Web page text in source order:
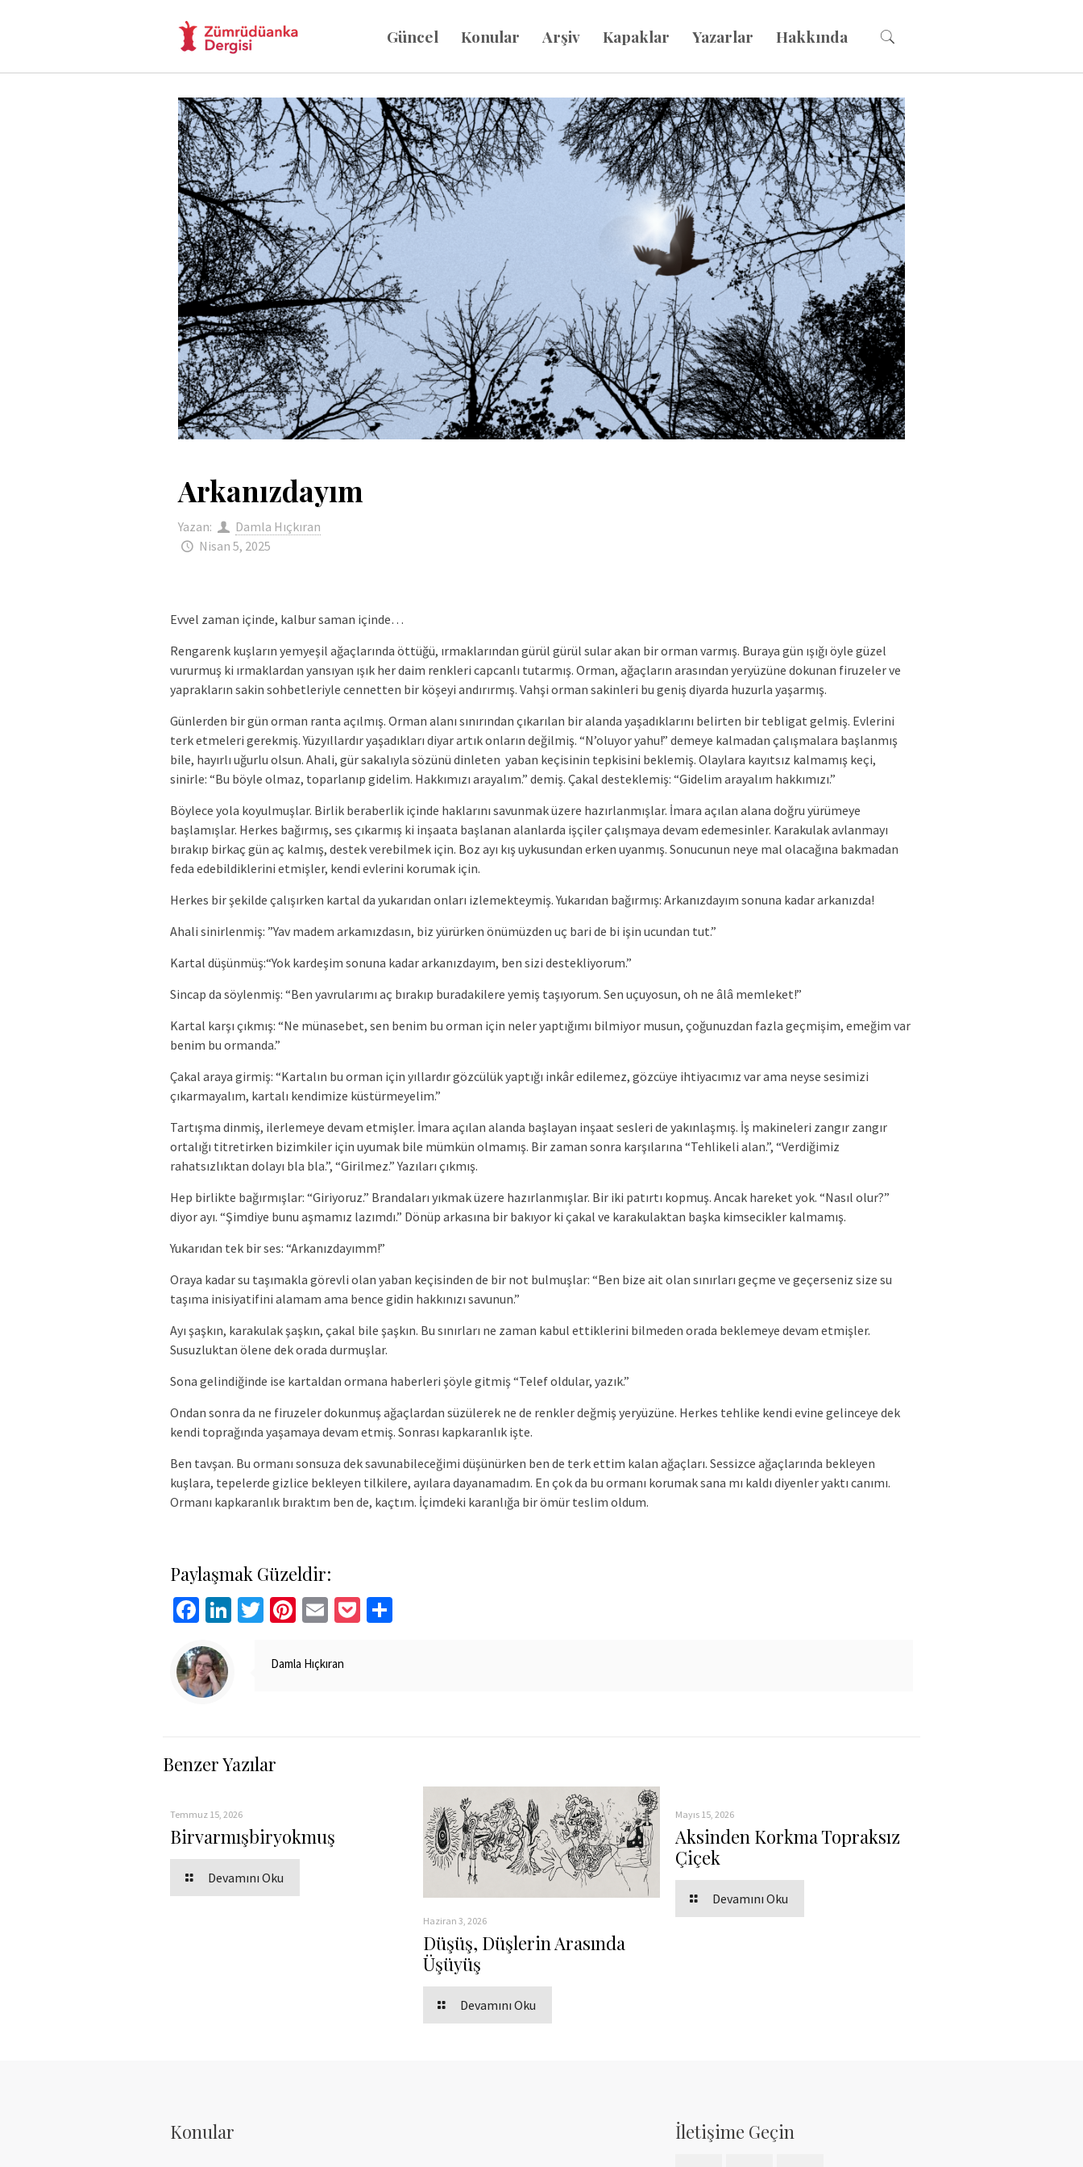
Güncel Konular Arşiv Kapaklar Yazarlar Hakkında
Arkanızdayım
Yazan:
Damla Hıçkıran
Nisan 5, 2025
Evvel zaman içinde, kalbur saman içinde…
Rengarenk kuşların yemyeşil ağaçlarında öttüğü, ırmaklarından gürül gürül sular akan bir orman varmış. Buraya gün ışığı öyle güzel
vururmuş ki ırmaklardan yansıyan ışık her daim renkleri capcanlı tutarmış. Orman, ağaçların arasından yeryüzüne dokunan firuzeler ve
yaprakların sakin sohbetleriyle cennetten bir köşeyi andırırmış. Vahşi orman sakinleri bu geniş diyarda huzurla yaşarmış.
Günlerden bir gün orman ranta açılmış. Orman alanı sınırından çıkarılan bir alanda yaşadıklarını belirten bir tebligat gelmiş. Evlerini
terk etmeleri gerekmiş. Yüzyıllardır yaşadıkları diyar artık onların değilmiş. “N’oluyor yahu!” demeye kalmadan çalışmalara başlanmış
bile, hayırlı uğurlu olsun. Ahali, gür sakalıyla sözünü dinleten yaban keçisinin tepkisini beklemiş. Olaylara kayıtsız kalmamış keçi,
sinirle: “Bu böyle olmaz, toparlanıp gidelim. Hakkımızı arayalım.” demiş. Çakal desteklemiş: “Gidelim arayalım hakkımızı.”
Böylece yola koyulmuşlar. Birlik beraberlik içinde haklarını savunmak üzere hazırlanmışlar. İmara açılan alana doğru yürümeye
başlamışlar. Herkes bağırmış, ses çıkarmış ki inşaata başlanan alanlarda işçiler çalışmaya devam edemesinler. Karakulak avlanmayı
bırakıp birkaç gün aç kalmış, destek verebilmek için. Boz ayı kış uykusundan erken uyanmış. Sonucunun neye mal olacağına bakmadan
feda edebildiklerini etmişler, kendi evlerini korumak için.
Herkes bir şekilde çalışırken kartal da yukarıdan onları izlemekteymiş. Yukarıdan bağırmış: Arkanızdayım sonuna kadar arkanızda!
Ahali sinirlenmiş: ”Yav madem arkamızdasın, biz yürürken önümüzden uç bari de bi işin ucundan tut.”
Kartal düşünmüş:“Yok kardeşim sonuna kadar arkanızdayım, ben sizi destekliyorum.”
Sincap da söylenmiş: “Ben yavrularımı aç bırakıp buradakilere yemiş taşıyorum. Sen uçuyosun, oh ne âlâ memleket!”
Kartal karşı çıkmış: “Ne münasebet, sen benim bu orman için neler yaptığımı bilmiyor musun, çoğunuzdan fazla geçmişim, emeğim var
benim bu ormanda.”
Çakal araya girmiş: “Kartalın bu orman için yıllardır gözcülük yaptığı inkâr edilemez, gözcüye ihtiyacımız var ama neyse sesimizi
çıkarmayalım, kartalı kendimize küstürmeyelim.”
Tartışma dinmiş, ilerlemeye devam etmişler. İmara açılan alanda başlayan inşaat sesleri de yakınlaşmış. İş makineleri zangır zangır
ortalığı titretirken bizimkiler için uyumak bile mümkün olmamış. Bir zaman sonra karşılarına “Tehlikeli alan.”, “Verdiğimiz
rahatsızlıktan dolayı bla bla.”, “Girilmez.” Yazıları çıkmış.
Hep birlikte bağırmışlar: “Giriyoruz.” Brandaları yıkmak üzere hazırlanmışlar. Bir iki patırtı kopmuş. Ancak hareket yok. “Nasıl olur?”
diyor ayı. “Şimdiye bunu aşmamız lazımdı.” Dönüp arkasına bir bakıyor ki çakal ve karakulaktan başka kimsecikler kalmamış.
Yukarıdan tek bir ses: “Arkanızdayımm!”
Oraya kadar su taşımakla görevli olan yaban keçisinden de bir not bulmuşlar: “Ben bize ait olan sınırları geçme ve geçerseniz size su
taşıma inisiyatifini alamam ama bence gidin hakkınızı savunun.”
Ayı şaşkın, karakulak şaşkın, çakal bile şaşkın. Bu sınırları ne zaman kabul ettiklerini bilmeden orada beklemeye devam etmişler.
Susuzluktan ölene dek orada durmuşlar.
Sona gelindiğinde ise kartaldan ormana haberleri şöyle gitmiş “Telef oldular, yazık.”
Ondan sonra da ne firuzeler dokunmuş ağaçlardan süzülerek ne de renkler değmiş yeryüzüne. Herkes tehlike kendi evine gelinceye dek
kendi toprağında yaşamaya devam etmiş. Sonrası kapkaranlık işte.
Ben tavşan. Bu ormanı sonsuza dek savunabileceğimi düşünürken ben de terk ettim kalan ağaçları. Sessizce ağaçlarında bekleyen
kuşlara, tepelerde gizlice bekleyen tilkilere, ayılara dayanamadım. En çok da bu ormanı korumak sana mı kaldı diyenler yaktı canımı.
Ormanı kapkaranlık bıraktım ben de, kaçtım. İçimdeki karanlığa bir ömür teslim oldum.
Paylaşmak Güzeldir:
Facebook
LinkedIn
Twitter
Pinterest
EmailPocket
Damla Hıçkıran
Benzer Yazılar
Temmuz 15, 2026
Birvarmışbiryokmuş
Devamını Oku
Haziran 3, 2026
Düşüş, Düşlerin Arasında
Üşüyüş
Devamını Oku
Mayıs 15, 2026
Aksinden Korkma Topraksız
Çiçek
Devamını Oku
Konular İletişime Geçin